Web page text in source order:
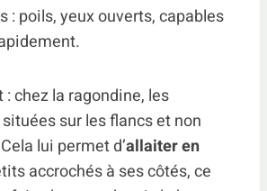
: poils, yeux ouverts, capables
chez la ragondine, les
sur les flancs et non
lui permet d’allaiter en
accrochés à ses côtés, ce